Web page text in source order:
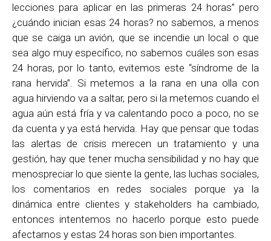
lecciones para aplicar en las primeras 24 horas” pero
¿cuándo inician esas 24 horas? no sabemos, a menos
que se caiga un avión, que se incendie un local o que
sea algo muy específico, no sabemos cuáles son esas
24 horas, por lo tanto, evitemos este “síndrome de la
rana hervida”. Si metemos a la rana en una olla con
agua hirviendo va a saltar, pero si la metemos cuando el
agua aún está fría y va calentando poco a poco, no se
da cuenta y ya está hervida. Hay que pensar que todas
las alertas de crisis merecen un tratamiento y una
gestión, hay que tener mucha sensibilidad y no hay que
menospreciar lo que siente la gente, las luchas sociales,
los comentarios en redes sociales porque ya la
dinámica entre clientes y stakeholders ha cambiado,
entonces intentemos no hacerlo porque esto puede
afectarnos y estas 24 horas son bien importantes.